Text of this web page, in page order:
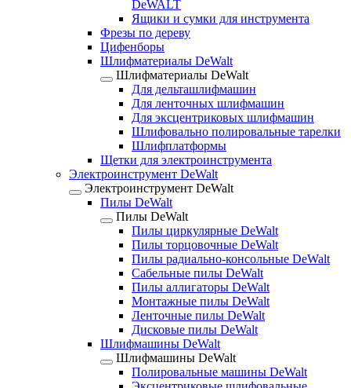
DeWALT
Ящики и сумки для инструмента
Фрезы по дереву
Цифенборы
Шлифматериалы DeWalt
Шлифматериалы DeWalt
Для дельташлифмашин
Для ленточных шлифмашин
Для эксцентриковых шлифмашин
Шлифовально полировальные тарелки
Шлифплатформы
Щетки для электроинструмента
Электроинструмент DeWalt
Электроинструмент DeWalt
Пилы DeWalt
Пилы DeWalt
Пилы циркулярные DeWalt
Пилы торцовочные DeWalt
Пилы радиально-консольные DeWalt
Сабельные пилы DeWalt
Пилы аллигаторы DeWalt
Монтажные пилы DeWalt
Ленточные пилы DeWalt
Дисковые пилы DeWalt
Шлифмашины DeWalt
Шлифмашины DeWalt
Полировальные машины DeWalt